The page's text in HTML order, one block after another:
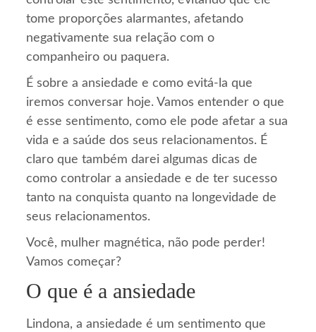
tome proporções alarmantes, afetando
negativamente sua relação com o
companheiro ou paquera.
É sobre a ansiedade e como evitá-la que
iremos conversar hoje. Vamos entender o que
é esse sentimento, como ele pode afetar a sua
vida e a saúde dos seus relacionamentos. É
claro que também darei algumas dicas de
como controlar a ansiedade e de ter sucesso
tanto na conquista quanto na longevidade de
seus relacionamentos.
Você, mulher magnética, não pode perder!
Vamos começar?
O que é a ansiedade
Lindona, a ansiedade é um sentimento que